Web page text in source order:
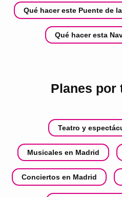
Qué hacer este Puente de
Qué hacer esta
Planes por
Teatro y
Musicales en Madrid
Conciertos en Madrid